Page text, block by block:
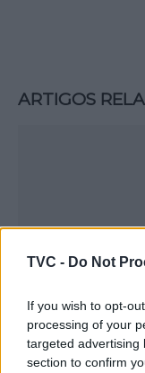
TVC - Do Not
If you wish to opt-
processing of your
targeted advertising
section to confirm
ARTIGOS
Deputados
Sinfónica da
certame